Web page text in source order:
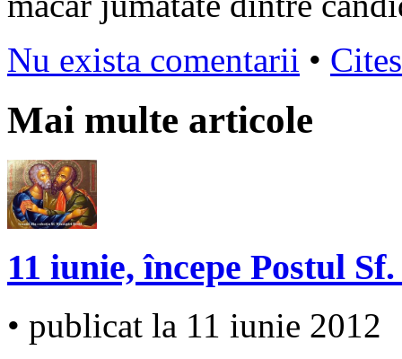
Nu exista comentarii •
Mai multe articole
11 iunie, începe Postul
• publicat la 11 iunie 2012